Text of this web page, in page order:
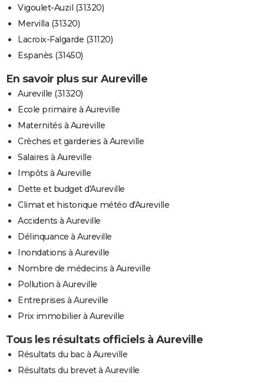
Vigoulet-Auzil (31320)
Mervilla (31320)
Lacroix-Falgarde (31120)
Espanès (31450)
En savoir plus sur Aureville
Aureville (31320)
Ecole primaire à Aureville
Maternités à Aureville
Crèches et garderies à Aureville
Salaires à Aureville
Impôts à Aureville
Dette et budget d'Aureville
Climat et historique météo d'Aureville
Accidents à Aureville
Délinquance à Aureville
Inondations à Aureville
Nombre de médecins à Aureville
Pollution à Aureville
Entreprises à Aureville
Prix immobilier à Aureville
Tous les résultats officiels à Aureville
Résultats du bac à Aureville
Résultats du brevet à Aureville